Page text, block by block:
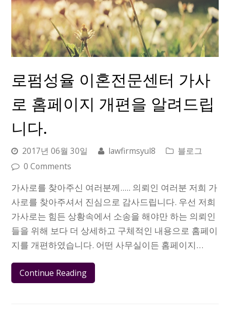
로펌성율 이혼전문센터 가사
로 홈페이지 개편을 알려드립
니다.
2017년 06월 30일 lawfirmsyul8
블로그
0 Comments
가사로를 찾아주신 여러분께..... 의뢰인 여러분 저희 가
사로를 찾아주셔서 진심으로 감사드립니다. 우선 저희
가사로는 힘든 상황속에서 소송을 해야만 하는 의뢰인
들을 위해 보다 더 상세하고 구체적인 내용으로 홈페이
지를 개편하였습니다. 어떤 사무실이든 홈페이지…
Continue Reading